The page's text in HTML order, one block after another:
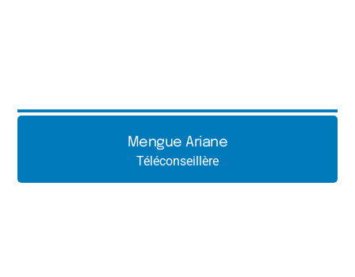
Mengue Ariane
Téléconseillère